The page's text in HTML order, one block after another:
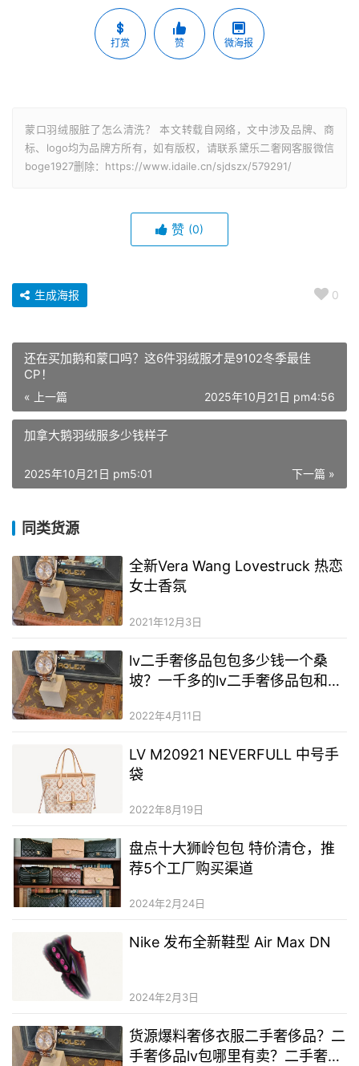
打赏 赞 微海报
蒙口羽绒服脏了怎么清洗？ 本文转载自网络，文中涉及品牌、商
标、logo均为品牌方所有，如有版权，请联系黛乐二奢网客服微信
boge1927删除：https://www.idaile.cn/sjdszx/579291/
赞 (0)
0
生成海报
还在买加鹅和蒙口吗？这6件羽绒服才是9102冬季最佳
CP！
« 上一篇 2025年10月21日 pm4:56
加拿大鹅羽绒服多少钱样子
下一篇 »
2025年10月21日 pm5:01
同类货源
全新Vera Wang Lovestruck 热恋
女士香氛
2021年12月3日
lv二手奢侈品包包多少钱一个桑
坡？一千多的lv二手奢侈品包和真
品进货
2022年4月11日
LV M20921 NEVERFULL 中号手
袋
2022年8月19日
盘点十大狮岭包包 特价清仓，推
荐5个工厂购买渠道
2024年2月24日
Nike 发布全新鞋型 Air Max DN
2024年2月3日
货源爆料奢侈衣服二手奢侈品？二
手奢侈品lv包哪里有卖？二手奢侈